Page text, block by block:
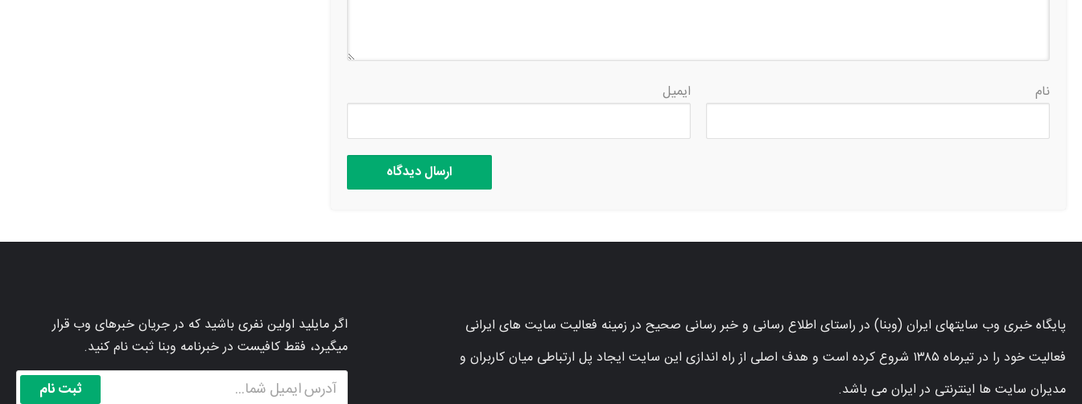
نام ایمیل
پایگاه خبری وب سایتهای ایران (وبنا) در راستای اطلاع رسانی و خبر رسانی صحیح در زمینه فعالیت سایت های ایرانی
فعالیت خود را در تیرماه ۱۳۸۵ شروع کرده است و هدف اصلی از راه اندازی این سایت ایجاد پل ارتباطی میان کاربران و
مدیران سایت ها اینترنتی در ایران می باشد.
اگر مایلید اولین نفری باشید که در جریان خبرهای وب قرار
میگیرد، فقط کافیست در خبرنامه وبنا ثبت نام کنید.
ثبت نام